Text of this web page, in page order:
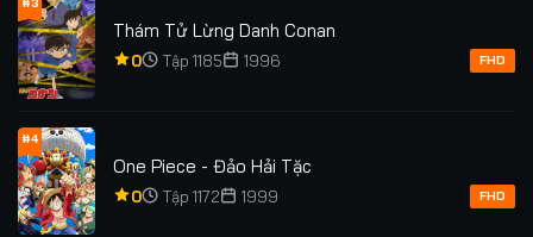
#3
Thám Tử Lừng Danh Conan
0 Tập 1185 1996 FHD
#4
One Piece - Đảo Hải Tặc
0 Tập 1172 1999 FHD